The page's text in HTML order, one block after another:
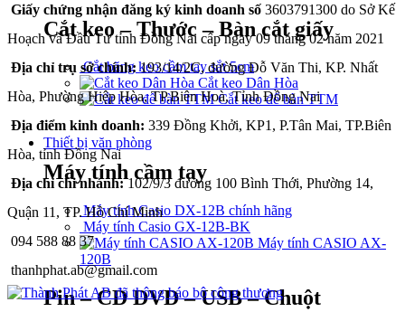
Cắt keo – Thước – Bàn cắt giấy
Cắt băng keo cầm tay sắt 5cm
Cắt keo Dân Hòa
Cắt keo để bàn TTM
Thiết bị văn phòng
Máy tính cầm tay
Máy tính Casio DX-12B chính hãng
Máy tính Casio GX-12B-BK
Máy tính CASIO AX-
120B
Pin – CD DVD – USB – Chuột
Giấy chứng nhận đăng ký kinh doanh số 3603791300 do Sở Kế
Hoạch và Đầu Tư tỉnh Đồng Nai cấp ngày 09 tháng 02 năm 2021
Địa chỉ trụ sở chính:193/14/2C, đường Đỗ Văn Thi, KP. Nhất
Hòa, Phường Hiệp Hòa, TP.Biên Hoà, Tỉnh Đồng Nai
Địa điểm kinh doanh: 339 Đồng Khởi, KP1, P.Tân Mai, TP.Biên
Hòa, tỉnh Đồng Nai
Địa chỉ chi nhánh:102/9/3 đường 100 Bình Thới, Phường 14,
Quận 11, TP. Hồ Chí Minh
094 588 88 37
thanhphat.ab@gmail.com